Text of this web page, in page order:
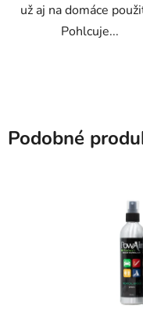
už aj na domáce
Pohlcuje...
Podobné